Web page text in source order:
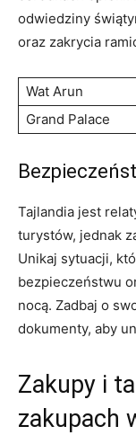
‌odwiedziny
oraz zakrycia
Wat Arun
Grand Palace
Tajlandia ​jest
turystów, jednak
Unikaj sytuacji,
bezpieczeństwu
nocą. Zadbaj ⁢o​
dokumenty, aby
Zakupy​ i
zakupach⁤